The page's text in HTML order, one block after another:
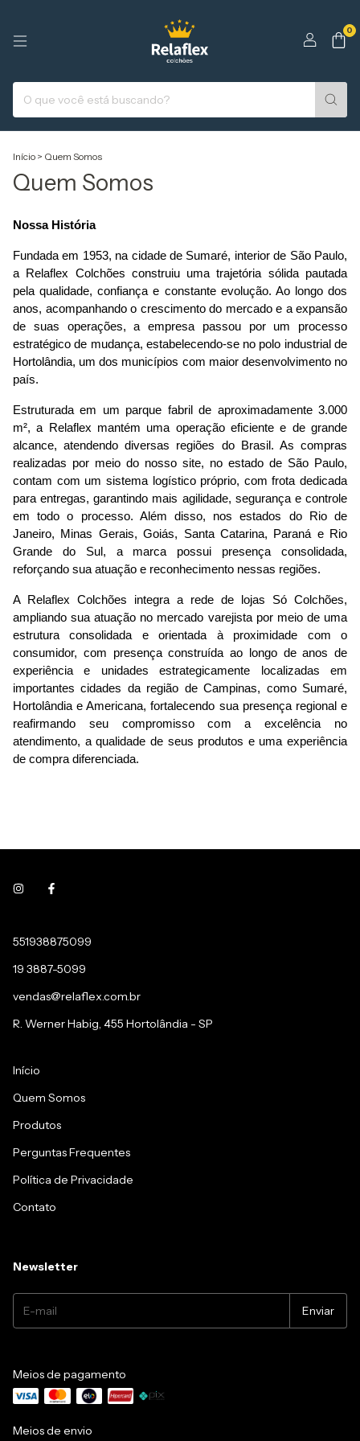
0
Início > Quem Somos
Quem Somos
Nossa História
Fundada em 1953, na cidade de Sumaré, interior de São Paulo,
a Relaflex Colchões construiu uma trajetória sólida pautada
pela qualidade, confiança e constante evolução. Ao longo dos
anos, acompanhando o crescimento do mercado e a expansão
de suas operações, a empresa passou por um processo
estratégico de mudança, estabelecendo-se no polo industrial de
Hortolândia, um dos municípios com maior desenvolvimento no
país.
Estruturada em um parque fabril de aproximadamente 3.000
m², a Relaflex mantém uma operação eficiente e de grande
alcance, atendendo diversas regiões do Brasil. As compras
realizadas por meio do nosso site, no estado de São Paulo,
contam com um sistema logístico próprio, com frota dedicada
para entregas, garantindo mais agilidade, segurança e controle
em todo o processo. Além disso, nos estados do Rio de
Janeiro, Minas Gerais, Goiás, Santa Catarina, Paraná e Rio
Grande do Sul, a marca possui presença consolidada,
reforçando sua atuação e reconhecimento nessas regiões.
A Relaflex Colchões integra a rede de lojas Só Colchões,
ampliando sua atuação no mercado varejista por meio de uma
estrutura consolidada e orientada à proximidade com o
consumidor, com presença construída ao longo de anos de
experiência e unidades estrategicamente localizadas em
importantes cidades da região de Campinas, como Sumaré,
Hortolândia e Americana, fortalecendo sua presença regional e
reafirmando seu compromisso com a excelência no
atendimento, a qualidade de seus produtos e uma experiência
de compra diferenciada.
551938875099
19 3887-5099
vendas@relaflex.com.br
R. Werner Habig, 455 Hortolândia - SP
Início
Quem Somos
Produtos
Perguntas Frequentes
Política de Privacidade
Contato
Newsletter
Meios de pagamento
Meios de envio